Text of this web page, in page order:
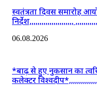
स्वतंत्रता दिवस समारोह
निर्देश,,,,,,,,,,,,,,,,,,,,,,
06.08.2026
*बाढ़ से हुए नुकसान का
कलेक्टर